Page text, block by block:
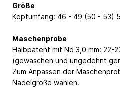
Größe
Kopfumfang: 46 - 49 (50 - 53)
Maschenprobe
Halbpatent mit Nd 3,0 mm: 22-
(gewaschen und ungedehnt
Zum Anpassen der
Nadelgröße wählen.